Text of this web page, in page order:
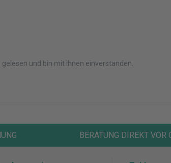
gelesen und bin mit ihnen einverstanden.
BERATUNG DIREKT VOR